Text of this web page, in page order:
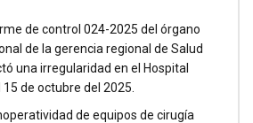
de control 024-2025 del órgano
de la gerencia regional de Salud
una irregularidad en el Hospital
de octubre del 2025.
de equipos de cirugía